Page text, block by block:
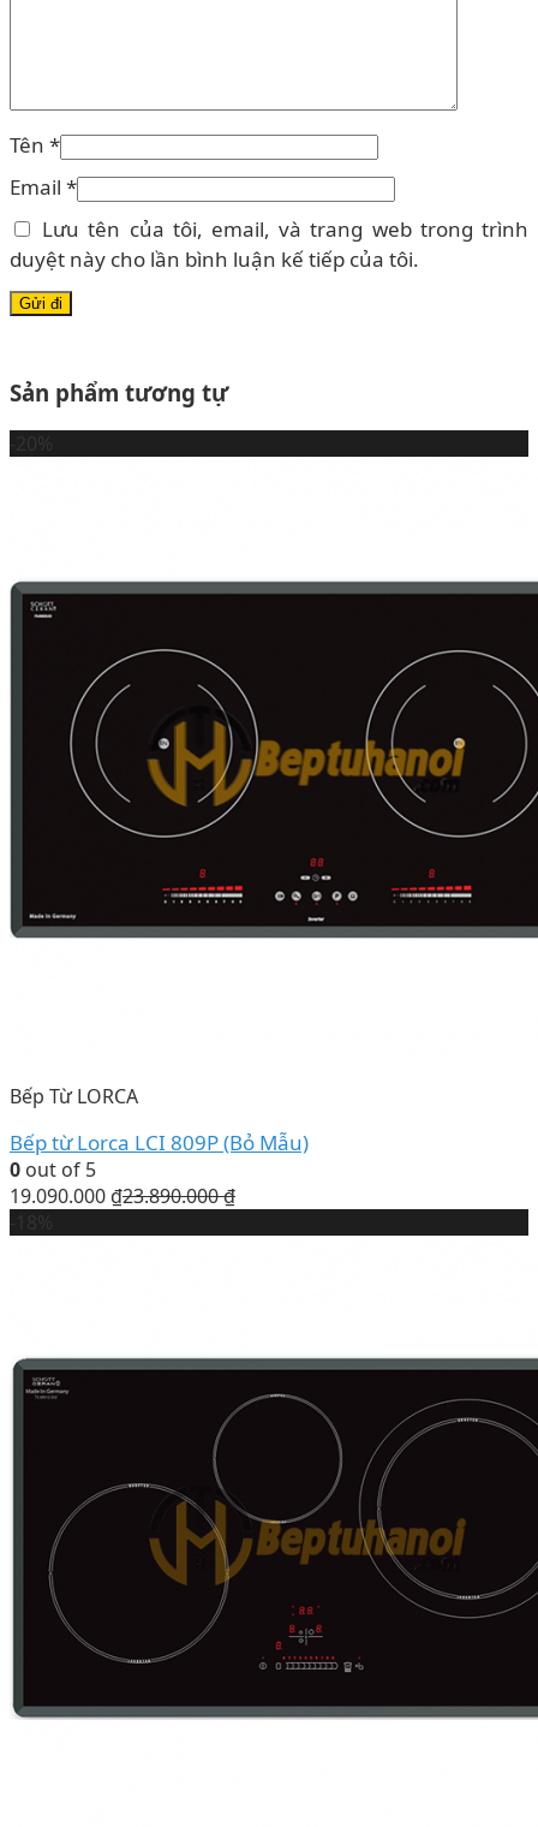
Tên *
Email *
Lưu tên của tôi, email, và trang web trong trình
duyệt này cho lần bình luận kế tiếp của tôi.
Sản phẩm tương tự
Bếp Từ LORCA
Bếp từ Lorca LCI 809P (Bỏ Mẫu)
0 out of 5
19.090.000 ₫23.890.000₫